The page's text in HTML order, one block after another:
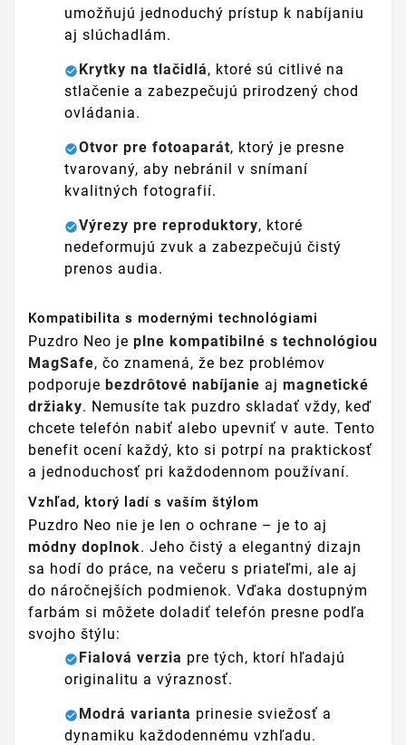
umožňujú jednoduchý prístup k nabíjaniu
aj slúchadlám.
Krytky na tlačidlá, ktoré sú citlivé na
stlačenie a zabezpečujú prirodzený chod
ovládania.
Otvor pre fotoaparát, ktorý je presne
tvarovaný, aby nebránil v snímaní
kvalitných fotografií.
Výrezy pre reproduktory, ktoré
nedeformujú zvuk a zabezpečujú čistý
prenos audia.
Kompatibilita s modernými technológiami
Puzdro Neo je plne kompatibilné s technológiou
MagSafe, čo znamená, že bez problémov
podporuje bezdrôtové nabíjanie aj magnetické
držiaky. Nemusíte tak puzdro skladať vždy, keď
chcete telefón nabiť alebo upevniť v aute. Tento
benefit ocení každý, kto si potrpí na praktickosť
a jednoduchosť pri každodennom používaní.
Vzhľad, ktorý ladí s vaším štýlom
Puzdro Neo nie je len o ochrane – je to aj
módny doplnok. Jeho čistý a elegantný dizajn
sa hodí do práce, na večeru s priateľmi, ale aj
do náročnejších podmienok. Vďaka dostupným
farbám si môžete doladiť telefón presne podľa
svojho štýlu:
Fialová verzia pre tých, ktorí hľadajú
originalitu a výraznosť.
Modrá varianta prinesie sviežosť a
dynamiku každodennému vzhľadu.